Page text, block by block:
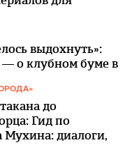
выдохнуть»:
— о клубном буме в
до
Гид по
Мухина: диалоги,